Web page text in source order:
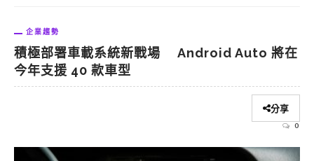
企業趨勢
積極部署車載系統新戰場 Android Auto 將在
今年支援 40 款車型
分享
0